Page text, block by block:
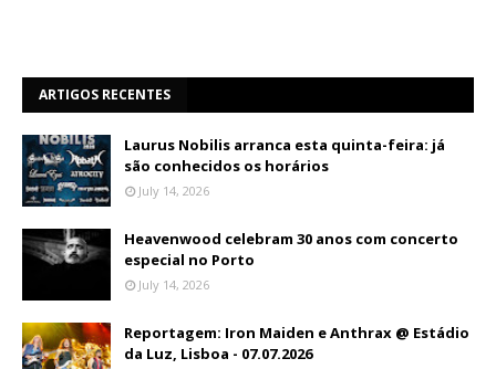
ARTIGOS RECENTES
Laurus Nobilis arranca esta quinta-feira: já
são conhecidos os horários
July 14, 2026
Heavenwood celebram 30 anos com concerto
especial no Porto
July 14, 2026
Reportagem: Iron Maiden e Anthrax @ Estádio
da Luz, Lisboa - 07.07.2026